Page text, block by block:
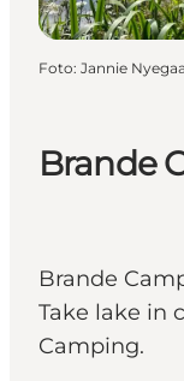
Brande
Brande
Take lake in
Camping.
Foto: Jannie